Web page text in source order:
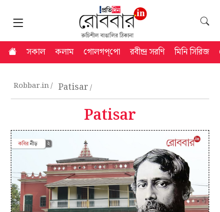
সকাল কলাম গোলগপ্‌পো রবীন্দ্র সরণি মিনি সিরিজ
Robbar.in Patisar
Patisar